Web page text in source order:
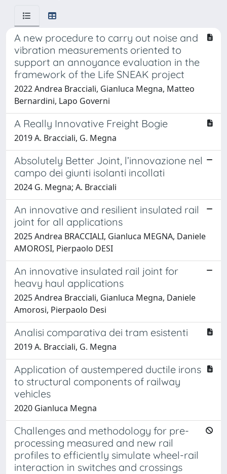
A new procedure to carry out noise and
vibration measurements oriented to
support an annoyance evaluation in the
framework of the Life SNEAK project
2022 Andrea Bracciali, Gianluca Megna, Matteo
Bernardini, Lapo Governi
A Really Innovative Freight Bogie
2019 A. Bracciali, G. Megna
Absolutely Better Joint, l’innovazione nel
campo dei giunti isolanti incollati
2024 G. Megna; A. Bracciali
An innovative and resilient insulated rail
joint for all applications
2025 Andrea BRACCIALI, Gianluca MEGNA, Daniele
AMOROSI, Pierpaolo DESI
An innovative insulated rail joint for
heavy haul applications
2025 Andrea Bracciali, Gianluca Megna, Daniele
Amorosi, Pierpaolo Desi
Analisi comparativa dei tram esistenti
2019 A. Bracciali, G. Megna
Application of austempered ductile irons
to structural components of railway
vehicles
2020 Gianluca Megna
Challenges and methodology for pre-
processing measured and new rail
profiles to efficiently simulate wheel-rail
interaction in switches and crossings